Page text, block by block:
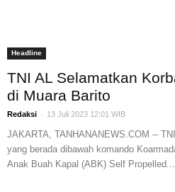
Headline
TNI AL Selamatkan
di Muara Barito
Redaksi - 13 Juli 2023 12:01 WIB
JAKARTA, TANHANANEWS.COM --
yang berada dibawah komando
Anak Buah Kapal (ABK) Self Propelled...